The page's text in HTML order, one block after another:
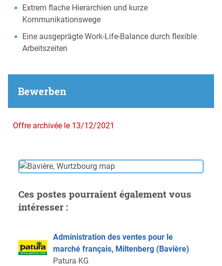
Extrem flache Hierarchien und kurze
Kommunikationswege
Eine ausgeprägte Work-Life-Balance durch flexible
Arbeitszeiten
Bewerben
Offre archivée le 13/12/2021
Ces postes pourraient également vous
intéresser :
Administration des ventes pour le
marché français, Miltenberg (Bavière)
Patura KG